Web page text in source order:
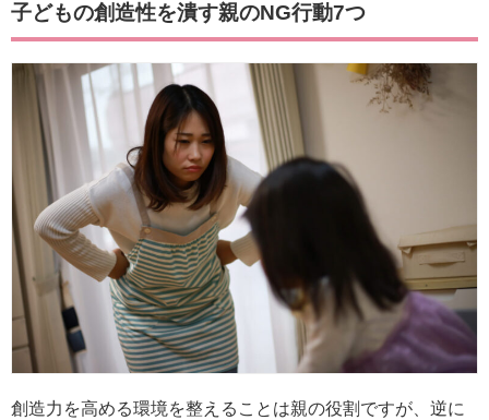
子どもの創造性を潰す親のNG行動7つ
創造力を高める環境を整えることは親の役割ですが、逆に